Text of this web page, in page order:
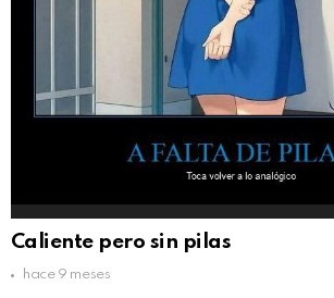
Caliente pero sin pilas
hace 9 meses